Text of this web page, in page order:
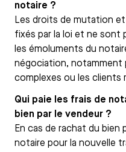
notaire ?
Les droits de mutation
fixés par la loi et ne sont
les émoluments du
négociation, notamment
complexes ou les clients
Qui paie les frais de
bien par le vendeur ?
En cas de rachat du bien
notaire pour la nouvelle